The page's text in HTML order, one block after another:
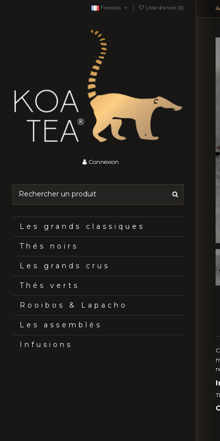
Français Liste d'envie (0)
Connexion
Les grands classiques
Thés noirs
Les grands crus
Thés verts
Rooibos & Lapacho
Les assemblés
Infusions